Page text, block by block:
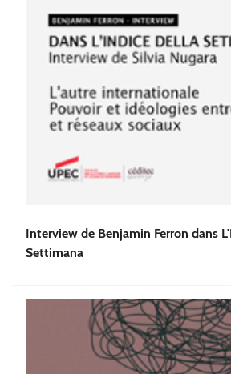
Interview de Benjamin Ferron dans
Settimana